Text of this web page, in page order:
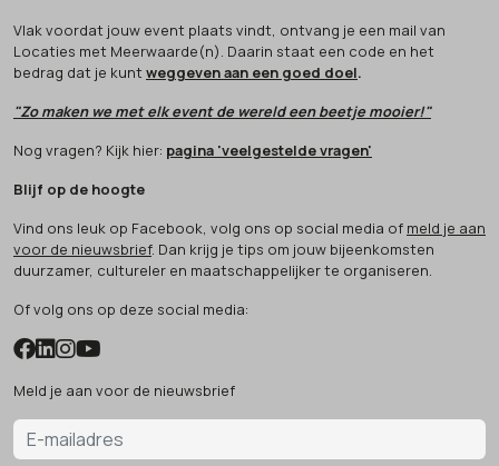
Vlak voordat jouw event plaats vindt, ontvang je een mail van
Locaties met Meerwaarde(n). Daarin staat een code en het
bedrag dat je kunt weggeven aan een goed doel.
"Zo maken we met elk event de wereld een beetje mooier!"
Nog vragen? Kijk hier: pagina 'veelgestelde vragen'
Blijf op de hoogte
Vind ons leuk op Facebook, volg ons op social media of meld je aan
voor de nieuwsbrief. Dan krijg je tips om jouw bijeenkomsten
duurzamer, cultureler en maatschappelijker te organiseren.
Of volg ons op deze social media:
Meld je aan voor de nieuwsbrief